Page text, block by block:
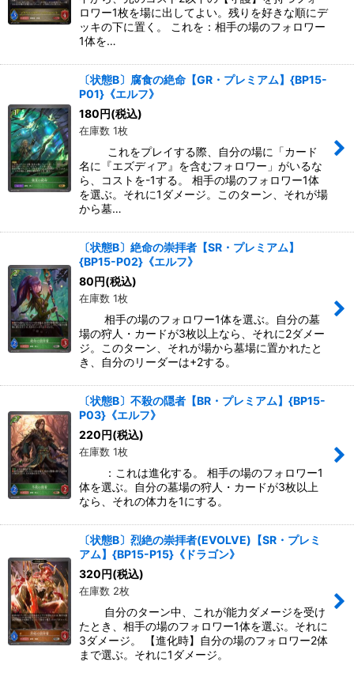
ロワー1枚を場に出してよい。残りを好きな順にデ
ッキの下に置く。 これを：相手の場のフォロワー
1体を…
〔状態B〕腐食の絶命【GR・プレミアム】{BP15-
P01}《エルフ》
180円(税込)
在庫数 1枚
これをプレイする際、自分の場に「カード
名に『エズディア』を含むフォロワー」がいるな
ら、コストを-1する。 相手の場のフォロワー1体
を選ぶ。それに1ダメージ。このターン、それが場
から墓…
〔状態B〕絶命の崇拝者【SR・プレミアム】
{BP15-P02}《エルフ》
80円(税込)
在庫数 1枚
相手の場のフォロワー1体を選ぶ。自分の墓
場の狩人・カードが3枚以上なら、それに2ダメー
ジ。このターン、それが場から墓場に置かれたと
き、自分のリーダーは+2する。
〔状態B〕不殺の隠者【BR・プレミアム】{BP15-
P03}《エルフ》
220円(税込)
在庫数 1枚
：これは進化する。 相手の場のフォロワー1
体を選ぶ。自分の墓場の狩人・カードが3枚以上
なら、それの体力を1にする。
〔状態B〕烈絶の崇拝者(EVOLVE)【SR・プレミ
アム】{BP15-P15}《ドラゴン》
320円(税込)
在庫数 2枚
自分のターン中、これが能力ダメージを受け
たとき、相手の場のフォロワー1体を選ぶ。それに
3ダメージ。 【進化時】自分の場のフォロワー2体
まで選ぶ。それに1ダメージ。